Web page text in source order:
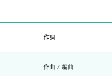
作詞
作曲 / 編曲